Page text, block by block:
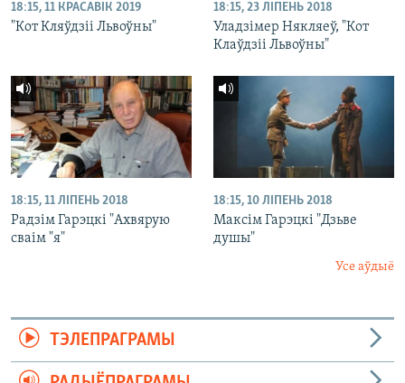
18:15, 11 КРАСАВІК 2019
"Кот Кляўдзіі Львоўны"
18:15, 23 ЛІПЕНЬ 2018
Уладзімер Някляеў, "Кот
Клаўдзіі Львоўны"
18:15, 11 ЛІПЕНЬ 2018
Радзім Гарэцкі "Ахвярую
сваім "я"
18:15, 10 ЛІПЕНЬ 2018
Максім Гарэцкі "Дзьве
душы"
Усе аўдыё
ТЭЛЕПРАГРАМЫ